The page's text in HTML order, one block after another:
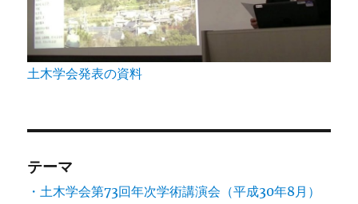
土木学会発表の資料
テーマ
・土木学会第73回年次学術講演会（平成30年8月）